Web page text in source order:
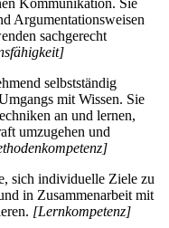
Kommunikation. Sie
Argumentationsweisen
sachgerecht
selbstständig
mit Wissen. Sie
an und lernen,
umzugehen und
sich individuelle Ziele zu
in Zusammenarbeit mit
[Lernkompetenz]